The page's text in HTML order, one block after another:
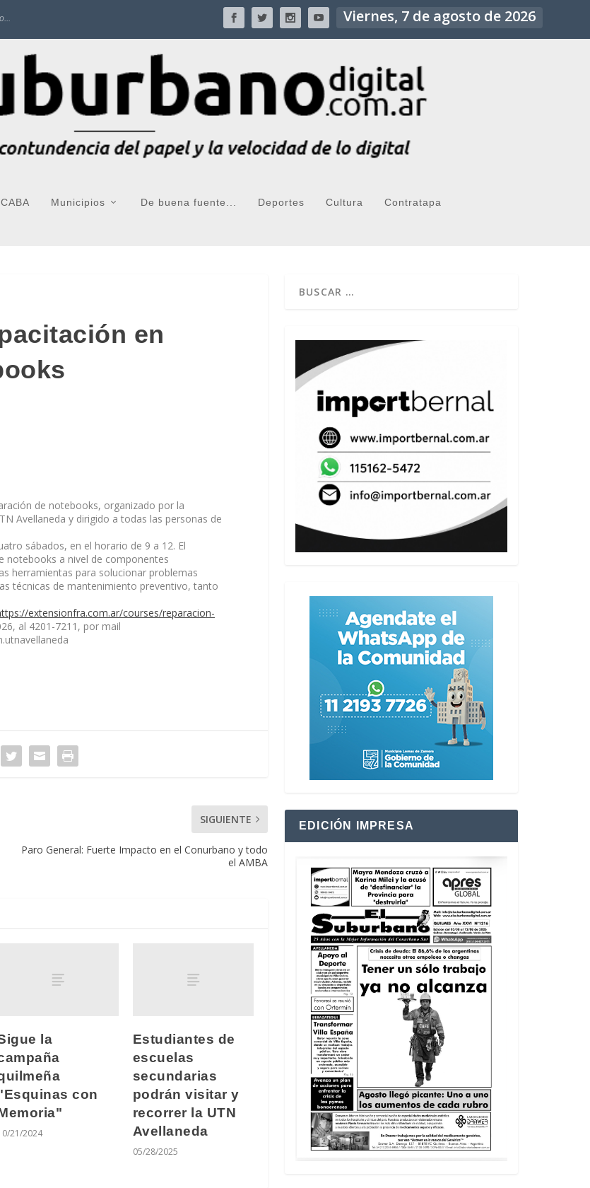
Viernes, 7 de agosto de 2026
CABA Municipios De buena fuente... Deportes Cultura Contratapa
en
de notebooks, organizado por la
Avellaneda y dirigido a todas las personas de
sábados, en el horario de 9 a 12. El
notebooks a nivel de componentes
herramientas para solucionar problemas
técnicas de mantenimiento preventivo, tanto
extensionfra.com.ar/courses/reparacion-
al 4201-7211, por mail
SIGUIENTE
Paro General: Fuerte Impacto en el Conurbano y todo
el AMBA
la
con
21/2024
Estudiantes de
escuelas
secundarias
podrán visitar y
recorrer la UTN
Avellaneda
05/28/2025
EDICIÓN IMPRESA